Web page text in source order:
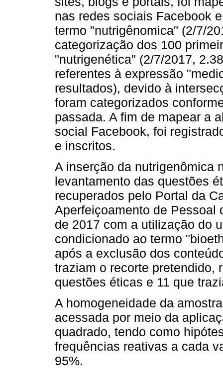
nas redes sociais Facebook
termo "nutrigênomica" (2/7/
categorização dos 100
"nutrigenética" (2/7/2017,
referentes à expressão
resultados), devido à
foram categorizados
passada. A fim de mapear a
social Facebook, foi
e inscritos.
A inserção da nutrigenômica
levantamento das questões
recuperados pelo Portal da
Aperfeiçoamento de Pessoal
de 2017 com a utilização do
condicionado ao termo
após a exclusão dos
traziam o recorte pretendido,
questões éticas e 11 que
A homogeneidade da
acessada por meio da
quadrado, tendo como
frequências reativas a cada
95%.